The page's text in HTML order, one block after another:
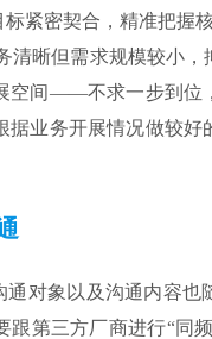
紧密契合，精准把握
清晰但需求规模较小
空间——不求一步到位
据业务开展情况做较
通对象以及沟通内容
第三方厂商进行“同